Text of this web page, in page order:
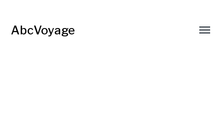
AbcVoyage